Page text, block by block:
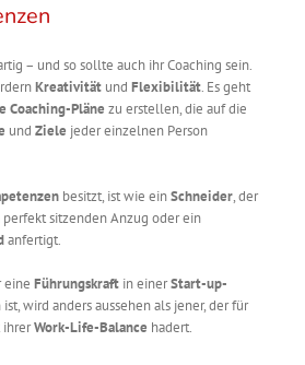
– und so sollte auch ihr Coaching sein.
Kreativitätund Flexibilität. Es geht
Coaching-Pläne zu erstellen, die auf die
und Ziele jeder einzelnen Person
besitzt, ist wie einSchneider, der
sitzenden Anzug oder ein
anfertigt.
eine Führungskraftin einerStart-up-
wird anders aussehen als jener, der für
ihrerWork-Life-Balance hadert.